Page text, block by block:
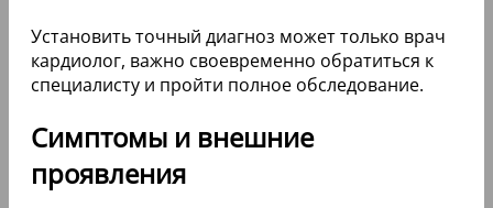
Установить точный диагноз может только врач
кардиолог, важно своевременно обратиться к
специалисту и пройти полное обследование.
Симптомы и внешние
проявления